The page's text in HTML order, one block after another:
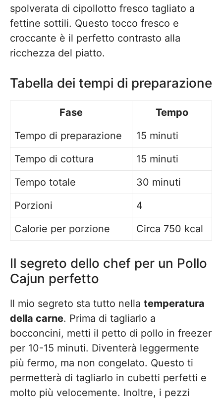
spolverata di cipollotto fresco tagliato a
fettine sottili. Questo tocco fresco e
croccante è il perfetto contrasto alla
ricchezza del piatto.
Tabella dei tempi di preparazione
Fase
Tempo
Tempo di preparazione
15 minuti
Tempo di cottura
15 minuti
Tempo totale
30 minuti
Porzioni
4
Calorie per porzione
Circa 750 kcal
Il segreto dello chef per un Pollo
Cajun perfetto
Il mio segreto sta tutto nella temperatura
della carne. Prima di tagliarlo a
bocconcini, metti il petto di pollo in freezer
per 10-15 minuti. Diventerà leggermente
più fermo, ma non congelato. Questo ti
permetterà di tagliarlo in cubetti perfetti e
molto più velocemente. Inoltre, i pezzi